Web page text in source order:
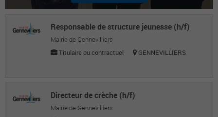
Raymond R.
Chef de service execution comptable
Anne-Marie L.
Auditrice financière
Responsable de structure jeunesse (h/f)
Mairie de Gennevilliers
Titulaire ou contractuel
GENNEVILLIERS
Directeur de crèche (h/f)
Mairie de Gennevilliers